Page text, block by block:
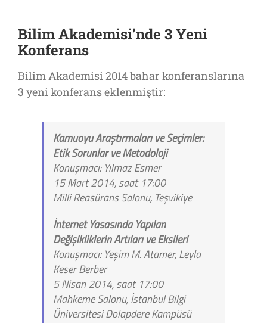
Bilim Akademisi’nde 3 Yeni
Konferans
Bilim Akademisi 2014 bahar konferanslarına
3 yeni konferans eklenmiştir:
Kamuoyu Araştırmaları ve Seçimler:
Etik Sorunlar ve Metodoloji
Konuşmacı: Yılmaz Esmer
15 Mart 2014, saat 17:00
Milli Reasürans Salonu, Teşvikiye
İnternet Yasasında Yapılan
Değişikliklerin Artıları ve Eksileri
Konuşmacı: Yeşim M. Atamer, Leyla
Keser Berber
5 Nisan 2014, saat 17:00
Mahkeme Salonu, İstanbul Bilgi
Üniversitesi Dolapdere Kampüsü